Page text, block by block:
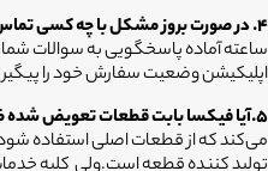
۴. در صورت بروز مشکل با چه کسی تماس بگیرم؟
ساعته آماده پاسخگویی به سوالات
اپلیکیشن وضعیت سفارش خود را
5.آیا فیکسا بابت قطعات تعویض شده ضمانت می‌دهد؟
می‌کند که از قطعات اصلی استفاده